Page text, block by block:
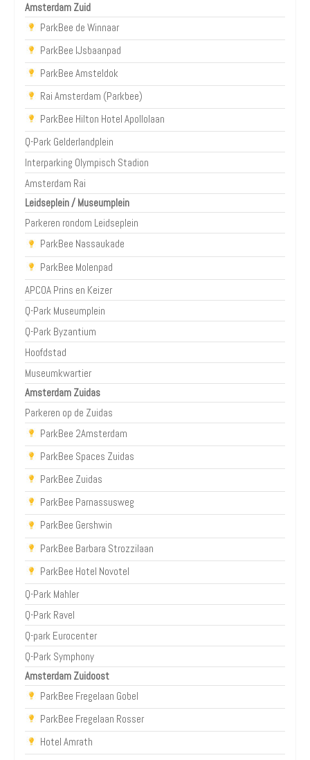
Amsterdam Zuid
ParkBee de Winnaar
ParkBee IJsbaanpad
ParkBee Amsteldok
Rai Amsterdam (Parkbee)
ParkBee Hilton Hotel Apollolaan
Q-Park Gelderlandplein
Interparking Olympisch Stadion
Amsterdam Rai
Leidseplein / Museumplein
Parkeren rondom Leidseplein
ParkBee Nassaukade
ParkBee Molenpad
APCOA Prins en Keizer
Q-Park Museumplein
Q-Park Byzantium
Hoofdstad
Museumkwartier
Amsterdam Zuidas
Parkeren op de Zuidas
ParkBee 2Amsterdam
ParkBee Spaces Zuidas
ParkBee Zuidas
ParkBee Parnassusweg
ParkBee Gershwin
ParkBee Barbara Strozzilaan
ParkBee Hotel Novotel
Q-Park Mahler
Q-Park Ravel
Q-park Eurocenter
Q-Park Symphony
Amsterdam Zuidoost
ParkBee Fregelaan Gobel
ParkBee Fregelaan Rosser
Hotel Amrath